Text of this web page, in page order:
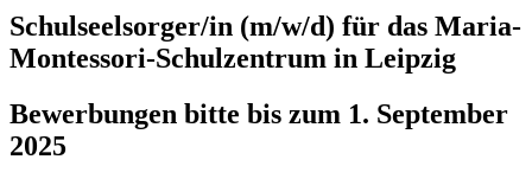
Schulseelsorger/in (m/w/d) für das Maria-
Montessori-Schulzentrum in Leipzig
Bewerbungen bitte bis zum 1. September
2025